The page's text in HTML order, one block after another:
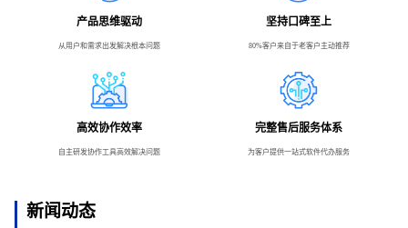
产品思维驱动
从用户和需求出发解决根本问题
坚持口碑至上
80%客户来自于老客户主动推荐
高效协作效率
自主研发协作工具高效解决问题
完整售后服务体系
为客户提供一站式软件代办服务
新闻动态